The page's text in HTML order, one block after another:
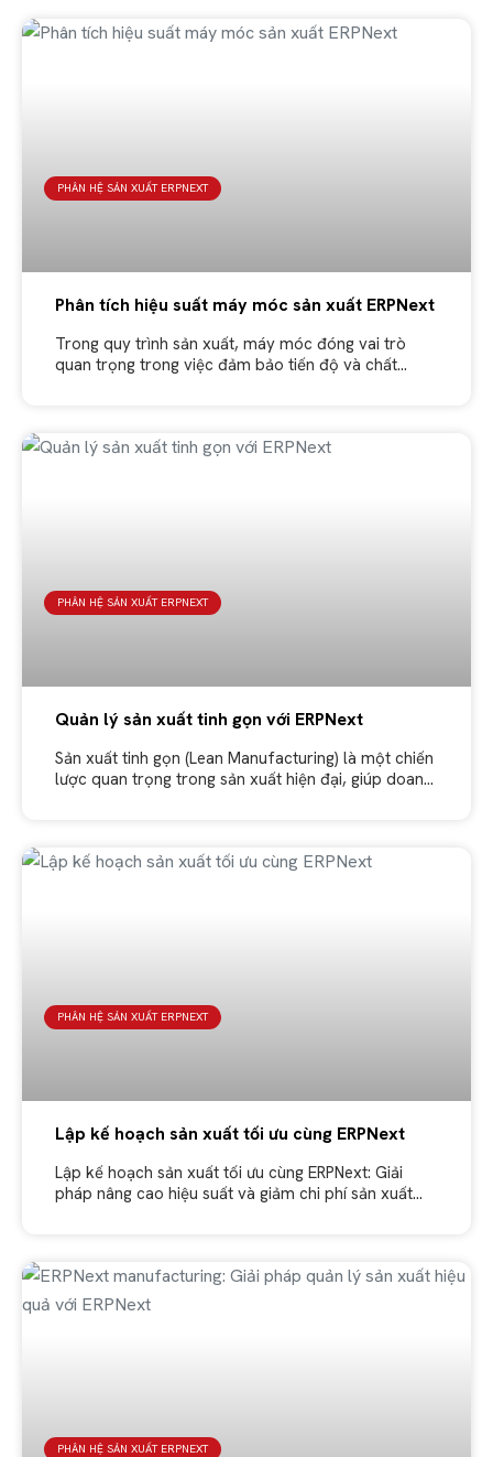
PHÂN HỆ SẢN XUẤT ERPNEXT
Phân tích hiệu suất máy móc sản xuất ERPNext
Trong quy trình sản xuất, máy móc đóng vai trò
quan trọng trong việc đảm bảo tiến độ và chất
PHÂN HỆ SẢN XUẤT ERPNEXT
Quản lý sản xuất tinh gọn với ERPNext
Sản xuất tinh gọn (Lean Manufacturing) là một chiến
lược quan trọng trong sản xuất hiện đại, giúp doanh
PHÂN HỆ SẢN XUẤT ERPNEXT
Lập kế hoạch sản xuất tối ưu cùng ERPNext
Lập kế hoạch sản xuất tối ưu cùng ERPNext: Giải
pháp nâng cao hiệu suất và giảm chi phí sản xuất
PHÂN HỆ SẢN XUẤT ERPNEXT